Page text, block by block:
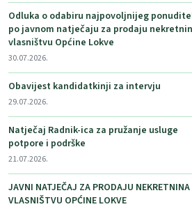
Odluka o odabiru najpovoljnijeg
po javnom natječaju za prodaju
vlasništvu Općine Lokve
30.07.2026.
Obavijest kandidatkinji za intervju
29.07.2026.
Natječaj Radnik-ica za pružanje usluge
potpore i podrške
21.07.2026.
JAVNI NATJEČAJ ZA PRODAJU NEKRETNINA
VLASNIŠTVU OPĆINE LOKVE